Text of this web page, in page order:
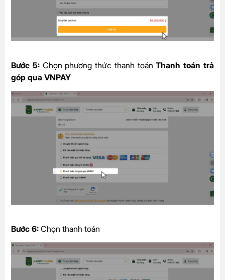
Bước 5:Chọn phương thức thanh toánThanh toán trả
góp qua VNPAY
Bước 6: Chọn thanh toán